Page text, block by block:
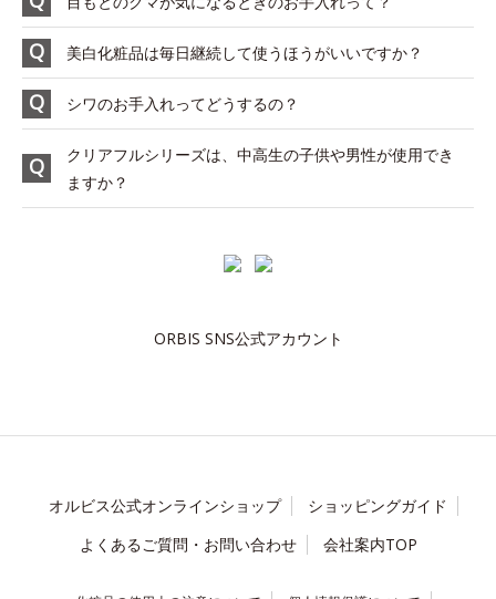
美白化粧品は毎日継続して使うほうがいいですか？
シワのお手入れってどうするの？
クリアフルシリーズは、中高生の子供や男性が使用でき
ますか？
ORBIS SNS公式アカウント
オルビス公式オンラインショップ
ショッピングガイド
よくあるご質問・お問い合わせ
会社案内TOP